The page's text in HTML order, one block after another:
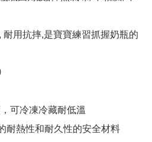
用抗摔,是寶寶練習抓握奶瓶的
可冷凍冷藏耐低溫
耐熱性和耐久性的安全材料